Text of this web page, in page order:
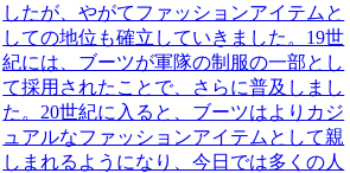
したが、やがてファッションアイテムと
しての地位も確立していきました。19世
紀には、ブーツが軍隊の制服の一部とし
て採用されたことで、さらに普及しまし
た。20世紀に入ると、ブーツはよりカジ
ュアルなファッションアイテムとして親
しまれるようになり、今日では多くの人